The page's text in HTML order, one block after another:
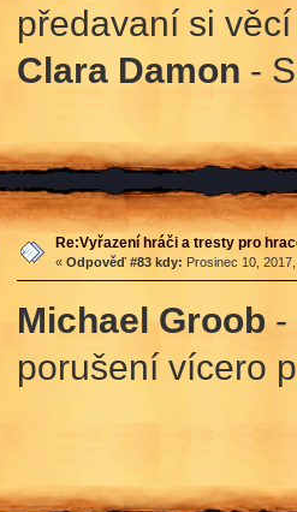
předavaní si věcí
Clara Damon -
Re:Vyřazení hráči a tresty pro
« Odpověď #83 kdy: Prosinec 10,
Michael Groob -
porušení vícero